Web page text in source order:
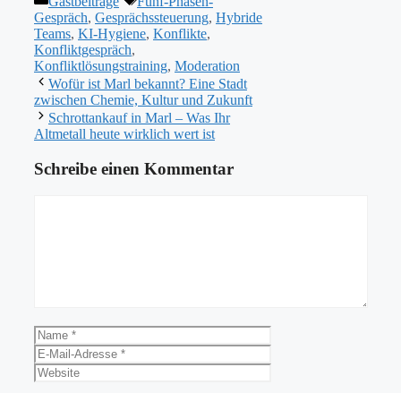
Gespräch, Gesprächssteuerung, Hybride
Teams, KI-Hygiene, Konflikte,
Konfliktgespräch,
Konfliktlösungstraining, Moderation
Wofür ist Marl bekannt? Eine Stadt
zwischen Chemie, Kultur und Zukunft
Schrottankauf in Marl – Was Ihr
Altmetall heute wirklich wert ist
Schreibe einen Kommentar
Name
E-
Mail-
Adresse
Website